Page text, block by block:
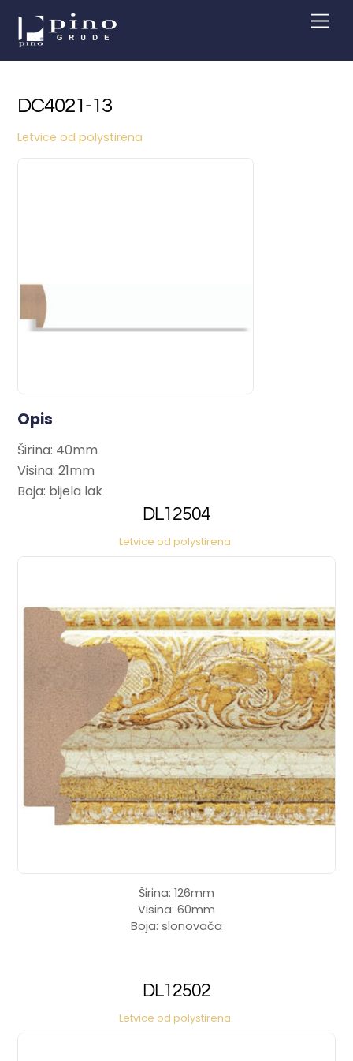
content
DC4021-13
Letvice od polystirena
Opis
Širina: 40mm
Visina: 21mm
Boja: bijela lak
DL12504
Letvice od polystirena
Širina: 126mm
Visina: 60mm
Boja: slonovača
DL12502
Letvice od polystirena